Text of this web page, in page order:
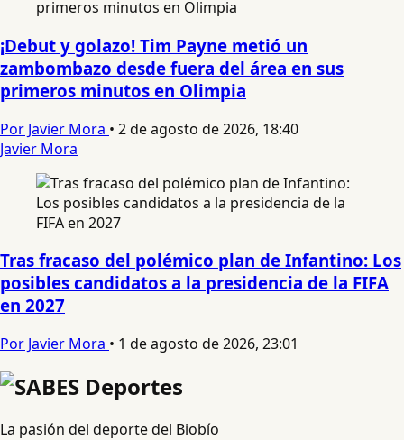
¡Debut y golazo! Tim Payne metió un
zambombazo desde fuera del área en sus
primeros minutos en Olimpia
Por Javier Mora • 2 de agosto de 2026, 18:40
Javier Mora
Tras fracaso del polémico plan de Infantino: Los
posibles candidatos a la presidencia de la FIFA
en 2027
Por Javier Mora • 1 de agosto de 2026, 23:01
La pasión del deporte del Biobío